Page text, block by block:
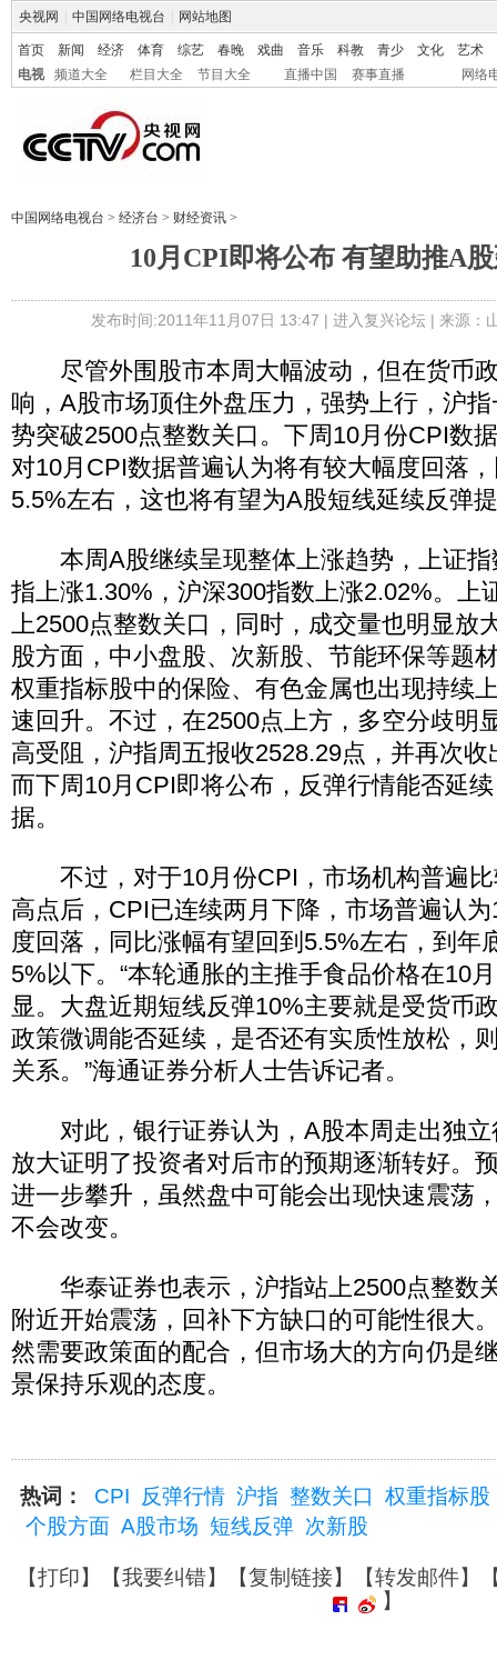
央视网 中国网络电视台 网站地图
首页 新闻 经济 体育 综艺 春晚 戏曲 音乐 科教 青少 文化
艺术
电视
频道大全 栏目大全 节目大全 直播中国 赛事直播 网络
中国网络电视台 > 经济台 > 财经资讯 >
10月CPI即将公布 有望助推A
发布时间:2011年11月07日 13:47 | 进入复兴论坛| 来源：
尽管外围股市本周大幅波动，但在货币
响，A股市场顶住外盘压力，强势上行，沪
势突破2500点整数关口。下周10月份CPI数
对10月CPI数据普遍认为将有较大幅度回落
5.5%左右，这也将有望为A股短线延续反弹
本周A股继续呈现整体上涨趋势，上证指
指上涨1.30%，沪深300指数上涨2.02%。上
上2500点整数关口，同时，成交量也明显放
股方面，中小盘股、次新股、节能环保等题
权重指标股中的保险、有色金属也出现持续
速回升。不过，在2500点上方，多空分歧明
高受阻，沪指周五报收2528.29点，并再次
而下周10月CPI即将公布，反弹行情能否延
据。
不过，对于10月份CPI，市场机构普遍比
高点后，CPI已连续两月下降，市场普遍认
度回落，同比涨幅有望回到5.5%左右，到年
5%以下。“本轮通胀的主推手食品价格在10
显。大盘近期短线反弹10%主要就是受货币
政策微调能否延续，是否还有实质性放松，
关系。”海通证券分析人士告诉记者。
对此，银行证券认为，A股本周走出独立
放大证明了投资者对后市的预期逐渐转好。
进一步攀升，虽然盘中可能会出现快速震荡
不会改变。
华泰证券也表示，沪指站上2500点整数
附近开始震荡，回补下方缺口的可能性很大
然需要政策面的配合，但市场大的方向仍是
景保持乐观的态度。
热词： CPI 反弹行情 沪指 整数关口
权重指标股
个股方面 A股市场 短线反弹 次新股
【打印】【我要纠错】【复制链接】【转发邮件】
】